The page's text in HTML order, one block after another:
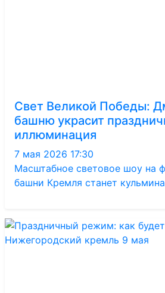
Свет Великой Победы:
башню украсит
иллюминация
7 мая 2026 17:30
Масштабное световое шоу на
башни Кремля станет